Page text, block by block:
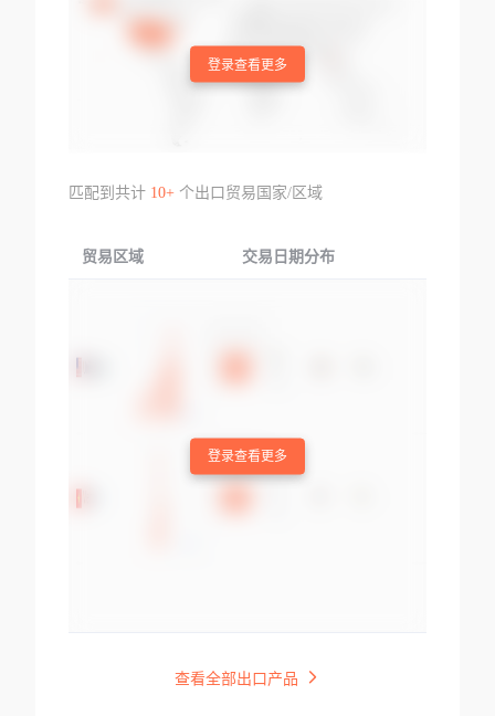
登录查看更多
匹配到共计 10+个出口贸易国家/区域
贸易区域 交易日期分布
登录查看更多
查看全部出口产品